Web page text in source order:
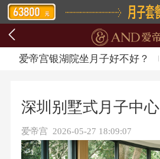
爱帝宫银湖院坐月子好不好？
深圳别墅式月子中心
爱帝宫 2026-05-27 18:09:07